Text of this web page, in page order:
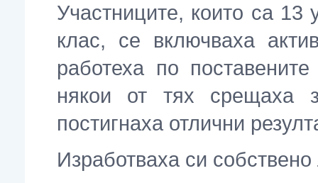
Участниците, които са 13
клас, се включваха
работеха по
някои от тях срещаха
постигнаха отлични
Изработваха си